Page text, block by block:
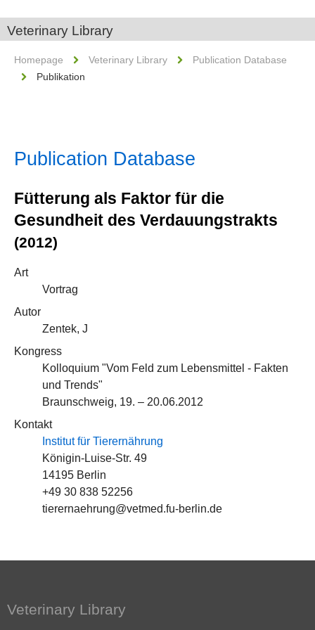
Veterinary Library
Homepage Veterinary Library
Publication Database
Publikation
Publication Database
Fütterung als Faktor für die
Gesundheit des Verdauungstrakts
(2012)
Art
Vortrag
Autor
Zentek, J
Kongress
Kolloquium "Vom Feld zum Lebensmittel - Fakten
und Trends"
Braunschweig, 19. – 20.06.2012
Kontakt
Institut für Tierernährung
Königin-Luise-Str. 49
14195 Berlin
+49 30 838 52256
tierernaehrung@vetmed.fu-berlin.de
Veterinary Library